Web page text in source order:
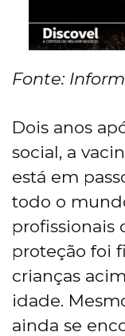
Fonte:
Dois anos
social, a
está em
todo o
profissionais
proteção foi
crianças
idade.
ainda se